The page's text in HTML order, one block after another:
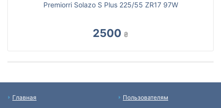
Premiorri Solazo S Plus 225/55 ZR17 97W
2500 ₴
Главная
Пользователям